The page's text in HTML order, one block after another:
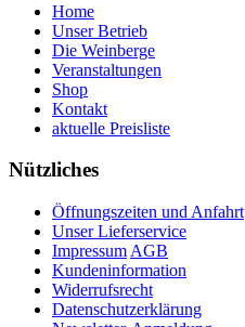
Home
Unser Betrieb
Die Weinberge
Veranstaltungen
Shop
Kontakt
aktuelle Preisliste
Nützliches
Öffnungszeiten und Anfahrt
Unser Lieferservice
Impressum AGB
Kundeninformation
Widerrufsrecht
Datenschutzerklärung